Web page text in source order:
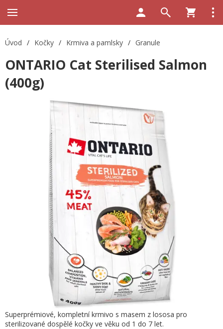
Úvod / Kočky / Krmiva a pamlsky / Granule
ONTARIO Cat Sterilised Salmon
(400g)
Superprémiové, kompletní krmivo s masem z lososa pro
sterilizované dospělé kočky ve věku od 1 do 7 let.